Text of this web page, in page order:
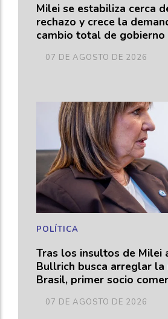
Milei se estabiliza cerca
rechazo y crece la
cambio total de gobierno
07 DE AGOSTO DE 2026
Tras los insultos de Milei
Bullrich busca arreglar la
Brasil, primer socio
POLÍTICA
07 DE AGOSTO DE 2026